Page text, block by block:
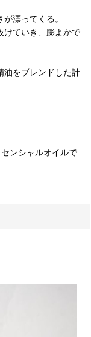
漂ってくる。
けていき、膨よかで
油をブレンドした計
ンシャルオイルで